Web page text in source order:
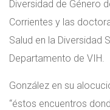
Diversidad de Género
Corrientes y las
Salud en la Diversidad
Departamento de VIH.
González en su
“éstos encuentros